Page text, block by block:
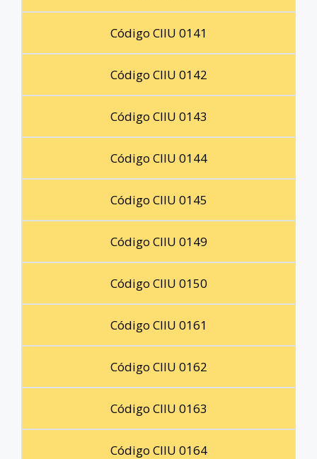
Código CIIU 0141
Código CIIU 0142
Código CIIU 0143
Código CIIU 0144
Código CIIU 0145
Código CIIU 0149
Código CIIU 0150
Código CIIU 0161
Código CIIU 0162
Código CIIU 0163
Código CIIU 0164